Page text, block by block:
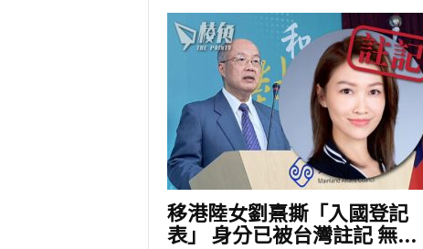
移港陸女劉熹撕「入國登記
表」 身分已被台灣註記 無...